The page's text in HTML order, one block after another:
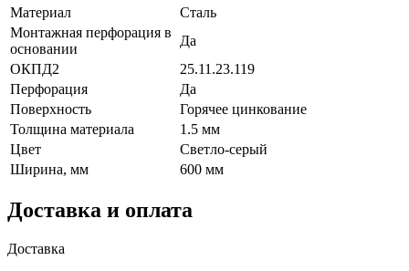
Материал
Сталь
Монтажная перфорация в
основании
Да
ОКПД2
25.11.23.119
Перфорация
Да
Поверхность
Горячее цинкование
Толщина материала
1.5 мм
Цвет
Светло-серый
Ширина, мм
600 мм
Доставка и оплата
Доставка